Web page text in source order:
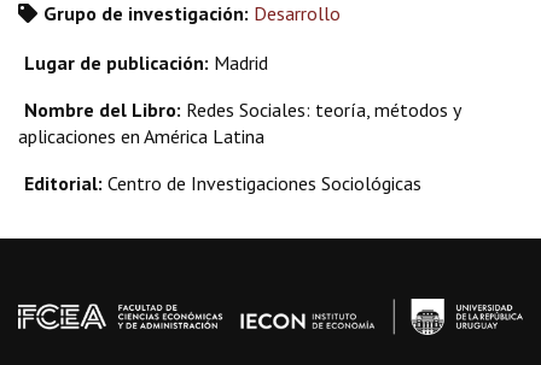
Grupo de investigación: Desarrollo
Lugar de publicación: Madrid
Nombre del Libro: Redes Sociales: teoría, métodos y
aplicaciones en América Latina
Editorial: Centro de Investigaciones Sociológicas